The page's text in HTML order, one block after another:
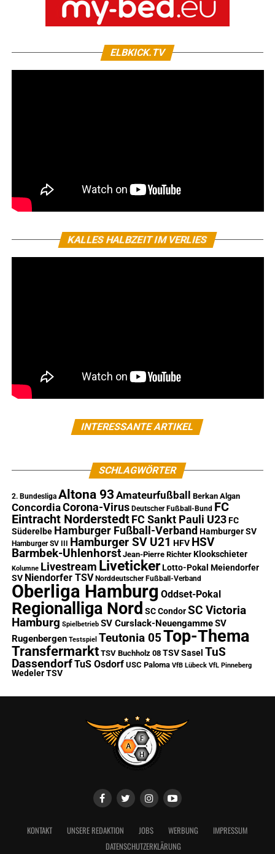
ELBKICK.TV
KALLES HALBZEIT IM VERLIES
INTERESSANTE ARTIKEL
SCHLAGWÖRTER
2. Bundesliga Altona 93 Amateurfußball Berkan Algan
ConcordiaCorona-Virus Deutscher Fußball-Bund FC
Eintracht Norderstedt FC Sankt Pauli U23 FC
Süderelbe Hamburger Fußball-Verband Hamburger SV
Hamburger SV III Hamburger SV U21 HFV HSV
Barmbek-Uhlenhorst Jean-Pierre Richter Klookschieter
Kolumne Livestream Liveticker Lotto-Pokal Meiendorfer
SV Niendorfer TSV Norddeutscher Fußball-Verband
Oberliga Hamburg Oddset-Pokal
Regionalliga Nord SC Condor SC Victoria
Hamburg Spielbetrieb SV Curslack-NeuengammeSV
Rugenbergen Testspiel Teutonia 05Top-Thema
Transfermarkt TSV Buchholz 08 TSV Sasel TuS
DassendorfTuS Osdorf USC Paloma VfB Lübeck VfL Pinneberg
Wedeler TSV
KONTAKT UNSERE REDAKTION JOBS WERBUNG
IMPRESSUM
DATENSCHUTZERKLÄRUNG